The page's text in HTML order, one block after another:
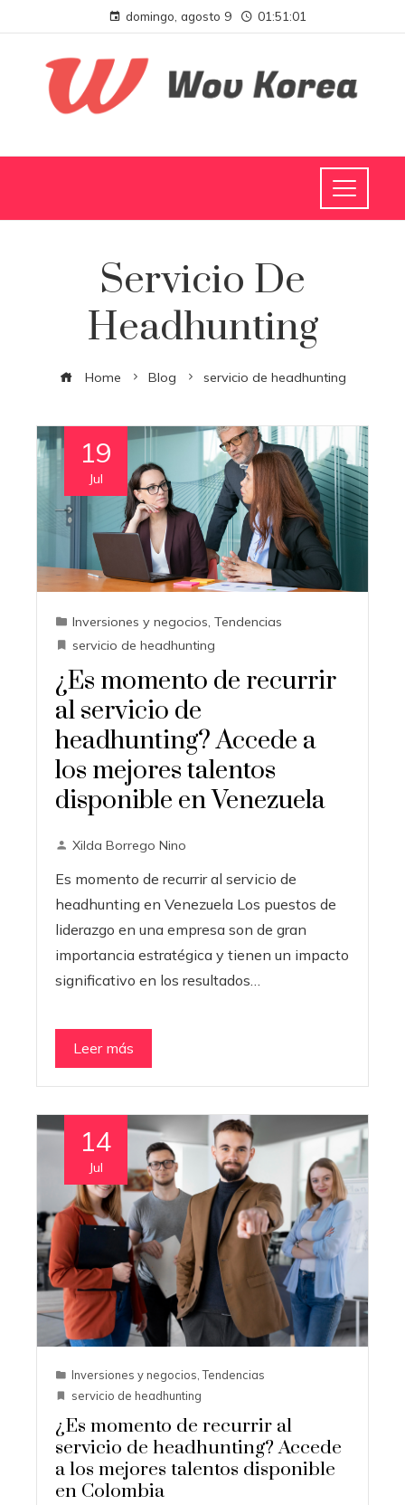
domingo, agosto 9 01:51:02
Servicio De
Headhunting
Home Blog servicio de headhunting
19
Jul
Inversiones y negocios, Tendencias
servicio de headhunting
¿Es momento de recurrir
al servicio de
headhunting? Accede a
los mejores talentos
disponible en Venezuela
Xilda Borrego Nino
Es momento de recurrir al servicio de
headhunting en Venezuela Los puestos de
liderazgo en una empresa son de gran
importancia estratégica y tienen un impacto
significativo en los resultados…
Leer más
14
Jul
Inversiones y negocios ,Tendencias
servicio de headhunting
¿Es momento de recurrir al
servicio de headhunting? Accede
a los mejores talentos disponible
en Colombia